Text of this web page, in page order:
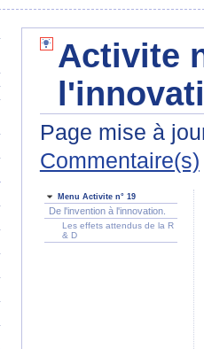
Activite
Page mise à
Commentaire(s)
Menu Activite n° 19
De l'invention à l'innovation.
Les effets attendus de la R
& D